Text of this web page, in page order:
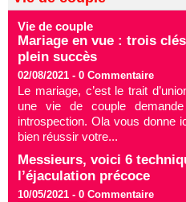
Vie de couple
Mariage en vue : trois
plein succès
02/08/2021 - 0 Commentaire
Le mariage, c’est le trait
une vie de couple
introspection. Ola vous donne
bien réussir votre...
Messieurs, voici 6
l’éjaculation précoce
10/05/2021 - 0 Commentaire